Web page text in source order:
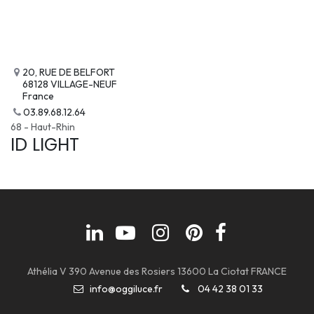
20, RUE DE BELFORT
68128 VILLAGE-NEUF
France
03.89.68.12.64
68 - Haut-Rhin
ID LIGHT
Athélia V 390 Avenue des Rosiers 13600 La Ciotat FRANCE
info@oggiluce.fr
04 42 38 01 33